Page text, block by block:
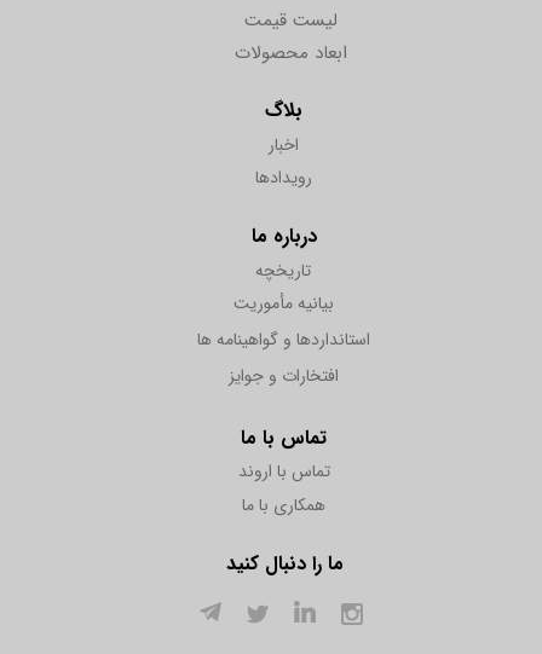
بلاگ
اخبار
رویدادها
درباره ما
تاریخچه
بیانیه مأموریت
استانداردها و گواهینامه ها
افتخارات و جوایز
تماس با ما
تماس با اروند
همکاری با ما
ما را دنبال کنید
ابعاد محصولات
لیست قیمت